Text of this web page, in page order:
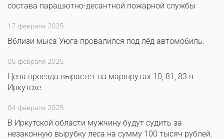
состава парашютно-десантной пожарной службы
17 февраля 2025
Вблизи мыса Уюга провалился под лёд автомобиль.
05 февраля 2025
Цена проезда вырастет на маршрутах 10, 81, 83 в
Иркутске.
04 февраля 2025
В Иркутской области мужчину будут судить за
незаконную вырубку леса на сумму 100 тысяч рублей.